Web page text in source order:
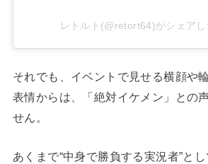
レトルト(@retort64)がシェアし
それでも、イベントで見せる横顔や
表情からは、「絶対イケメン」との
せん。
あくまで“中身で勝負する実況者”と